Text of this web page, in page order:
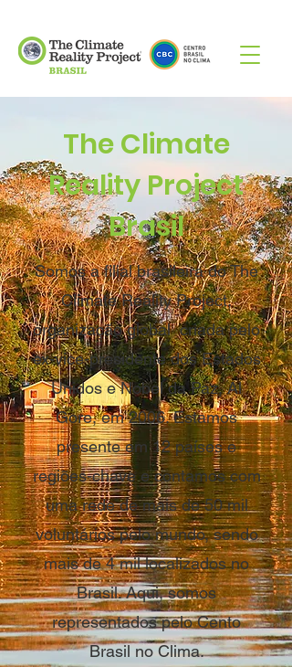
The Climate
Reality Project
Brasil
Somos a filial brasileira do The
Climate Reality Project,
organização global criada pelo
ex-vice-presidente dos Estados
Unidos e Nobel da Paz, Al
Gore, em 2006. Estamos
presente em 12 países e
regiões-chave e contamos com
uma rede de mais de 50 mil
voluntários pelo mundo, sendo
mais de 4 mil localizados no
Brasil. Aqui, somos
representados pelo Cento
Brasil no Clima.